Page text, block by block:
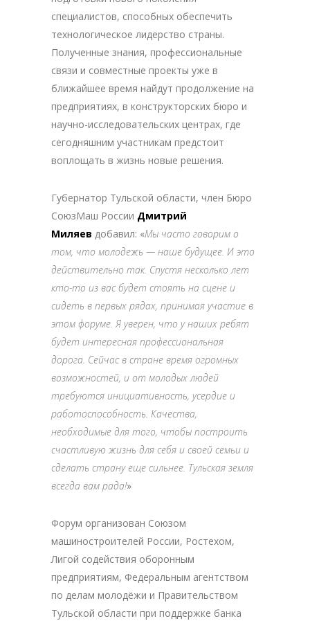
специалистов, способных обеспечить
технологическое лидерство страны.
Полученные знания, профессиональные
связи и совместные проекты уже в
ближайшее время найдут продолжение на
предприятиях, в конструкторских бюро и
научно-исследовательских центрах, где
сегодняшним участникам предстоит
воплощать в жизнь новые решения.
Губернатор Тульской области, член Бюро
СоюзМаш России Дмитрий
Миляев добавил: «Мы часто говорим о
том, что молодежь — наше будущее. И это
действительно так. Спустя несколько лет
кто-то из вас будет стоять на сцене и
сидеть в первых рядах, принимая участие в
этом форуме. Я уверен, что у наших ребят
будет интересная профессиональная
дорога. Сейчас в стране время огромных
возможностей, и от молодых людей
требуются инициативность, усердие и
работоспособность. Качества,
необходимые для того, чтобы построить
счастливую жизнь для себя и своей семьи и
сделать страну еще сильнее. Тульская земля
всегда вам рада!»
Форум организован Союзом
машиностроителей России, Ростехом,
Лигой содействия оборонным
предприятиям, Федеральным агентством
по делам молодёжи и Правительством
Тульской области при поддержке банка